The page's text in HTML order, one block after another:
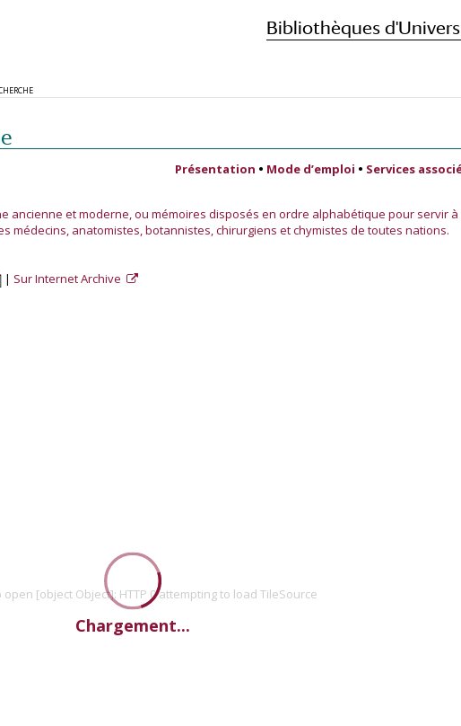
Bibliothèques
Présentation • Mode d’emploi • Services
ancienne et moderne, ou mémoires disposés en ordre alphabétique pour servir à
médecins, anatomistes, botannistes, chirurgiens et chymistes de toutes nations.
Sur Internet Archive
open [object Object]: HTTP 0 attempting to load TileSource
Chargement...